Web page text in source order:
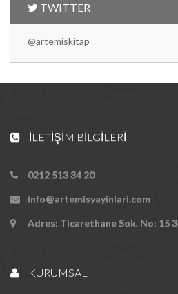
TWITTER
@artemiskitap
İLETIŞIM BILGILERI
0212 513 34 20
info@artemisyayinlari.com
Adres: Ticarethane Sok. No: 15
KURUMSAL